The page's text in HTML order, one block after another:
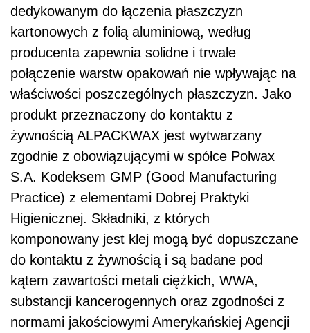
dedykowanym do łączenia płaszczyzn
kartonowych z folią aluminiową, według
producenta zapewnia solidne i trwałe
połączenie warstw opakowań nie wpływając na
właściwości poszczególnych płaszczyzn. Jako
produkt przeznaczony do kontaktu z
żywnością ALPACKWAX jest wytwarzany
zgodnie z obowiązującymi w spółce Polwax
S.A. Kodeksem GMP (Good Manufacturing
Practice) z elementami Dobrej Praktyki
Higienicznej. Składniki, z których
komponowany jest klej mogą być dopuszczane
do kontaktu z żywnością i są badane pod
kątem zawartości metali ciężkich, WWA,
substancji kancerogennych oraz zgodności z
normami jakościowymi Amerykańskiej Agencji